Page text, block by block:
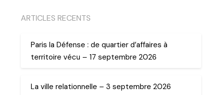
ARTICLES RECENTS
Paris la Défense : de quartier d’affaires à
territoire vécu – 17 septembre 2026
La ville relationnelle – 3 septembre 2026